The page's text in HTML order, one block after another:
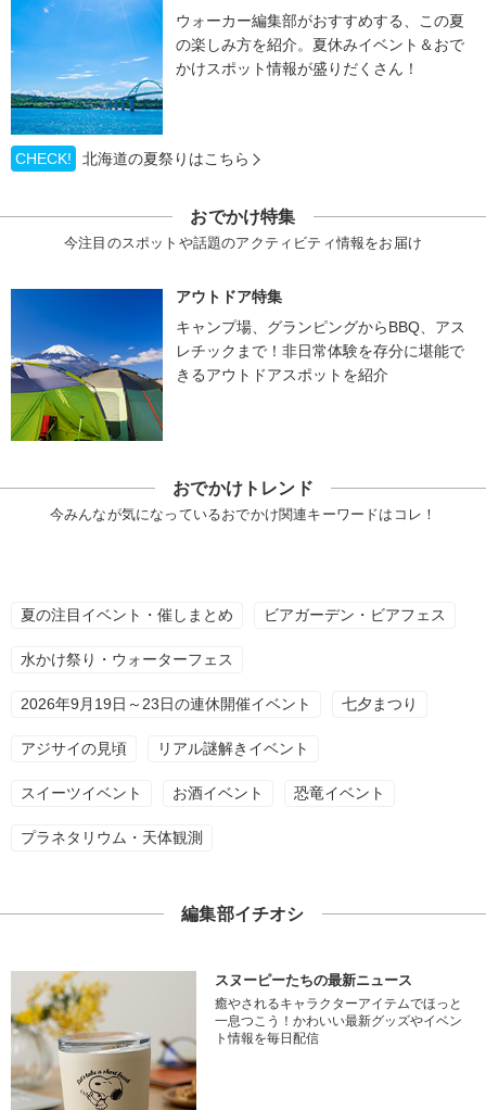
ウォーカー編集部がおすすめする、この夏
の楽しみ方を紹介。夏休みイベント＆おで
かけスポット情報が盛りだくさん！
CHECK! 北海道の夏祭りはこちら
おでかけ特集
今注目のスポットや話題のアクティビティ情報をお届け
アウトドア特集
キャンプ場、グランピングからBBQ、アス
レチックまで！非日常体験を存分に堪能で
きるアウトドアスポットを紹介
おでかけトレンド
今みんなが気になっているおでかけ関連キーワードはコレ！
夏の注目イベント・催しまとめ ビアガーデン・ビアフェス
水かけ祭り・ウォーターフェス
2026年9月19日～23日の連休開催イベント 七夕まつり
アジサイの見頃 リアル謎解きイベント
スイーツイベント お酒イベント 恐竜イベント
プラネタリウム・天体観測
編集部イチオシ
スヌーピーたちの最新ニュース
癒やされるキャラクターアイテムでほっと
一息つこう！かわいい最新グッズやイベン
ト情報を毎日配信